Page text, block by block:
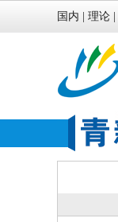
国内 理论